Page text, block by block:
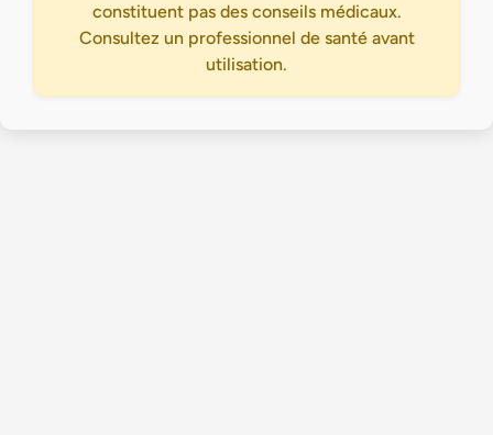
constituent pas des conseils médicaux.
Consultez un professionnel de santé avant
utilisation.